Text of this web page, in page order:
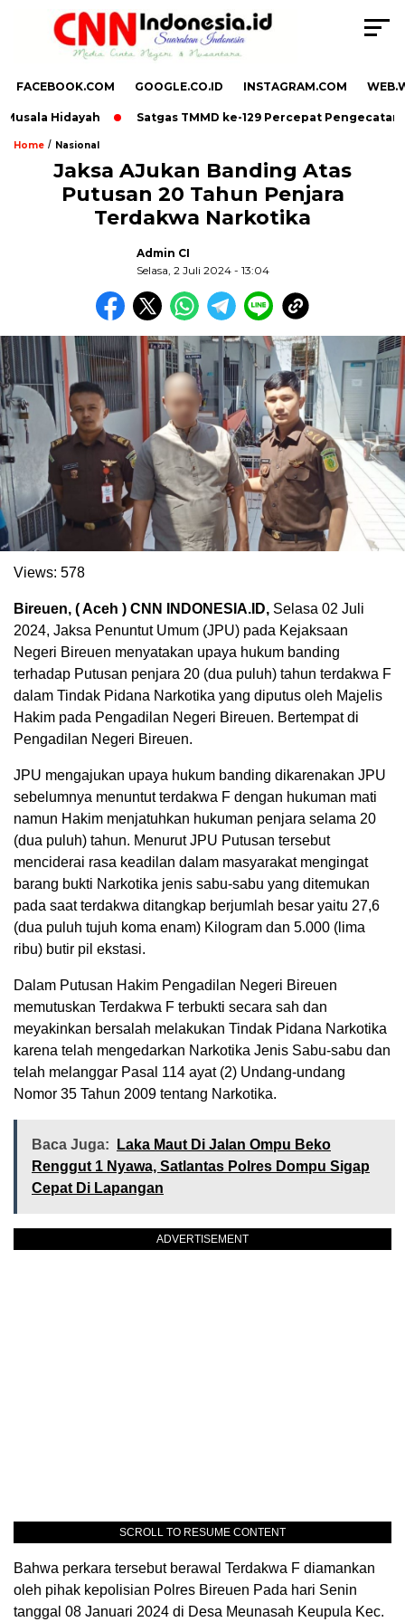
FACEBOOK.COM GOOGLE.CO.ID INSTAGRAM.COM
Hidayah Satgas TMMD ke-129 Percepat Pengecatan
Home / Nasional
Jaksa AJukan Banding Atas
Putusan 20 Tahun Penjara
Terdakwa Narkotika
Admin CI
Selasa, 2 Juli 2024 - 13:04
Views: 578
Bireuen, ( Aceh ) CNN INDONESIA.ID, Selasa 02 Juli
2024, Jaksa Penuntut Umum (JPU) pada Kejaksaan
Negeri Bireuen menyatakan upaya hukum banding
terhadap Putusan penjara 20 (dua puluh) tahun terdakwa F
dalam Tindak Pidana Narkotika yang diputus oleh Majelis
Hakim pada Pengadilan Negeri Bireuen. Bertempat di
Pengadilan Negeri Bireuen.
JPU mengajukan upaya hukum banding dikarenakan JPU
sebelumnya menuntut terdakwa F dengan hukuman mati
namun Hakim menjatuhkan hukuman penjara selama 20
(dua puluh) tahun. Menurut JPU Putusan tersebut
menciderai rasa keadilan dalam masyarakat mengingat
barang bukti Narkotika jenis sabu-sabu yang ditemukan
pada saat terdakwa ditangkap berjumlah besar yaitu 27,6
(dua puluh tujuh koma enam) Kilogram dan 5.000 (lima
ribu) butir pil ekstasi.
Dalam Putusan Hakim Pengadilan Negeri Bireuen
memutuskan Terdakwa F terbukti secara sah dan
meyakinkan bersalah melakukan Tindak Pidana Narkotika
karena telah mengedarkan Narkotika Jenis Sabu-sabu dan
telah melanggar Pasal 114 ayat (2) Undang-undang
Nomor 35 Tahun 2009 tentang Narkotika.
Baca Juga:
Laka Maut Di Jalan Ompu Beko
Renggut 1 Nyawa, Satlantas Polres Dompu Sigap
Cepat Di Lapangan
ADVERTISEMENT
. Ukuran gambar 480px x 600px
SCROLL TO RESUME CONTENT
Bahwa perkara tersebut berawal Terdakwa F diamankan
oleh pihak kepolisian Polres Bireuen Pada hari Senin
tanggal 08 Januari 2024 di Desa Meunasah Keupula Kec.